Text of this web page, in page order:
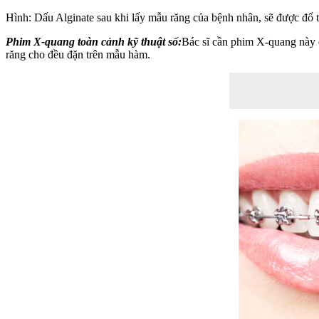
Hình: Dấu Alginate sau khi lấy mẫu răng của bệnh nhân, sẽ được
Phim X-quang toàn cảnh kỹ thuật số:Bác sĩ cần phim X-quang này
răng cho đều đặn trên mẫu hàm.